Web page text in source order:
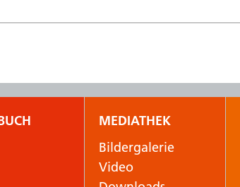
MEDIATHEK
Bildergalerie
Video